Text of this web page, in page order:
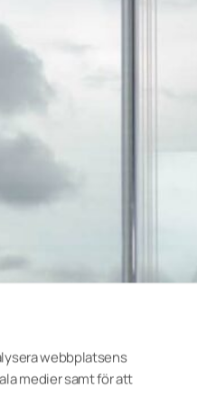
webbplatsens
medier samt för att
på
inglasning